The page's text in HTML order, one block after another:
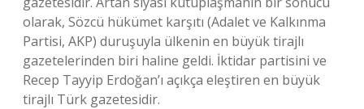
olarak, Sözcü hükümet karşıtı (Adalet ve Kalkınma
Partisi, AKP) duruşuyla ülkenin en büyük tirajlı
gazetelerinden biri haline geldi. İktidar partisini ve
Recep Tayyip Erdoğan’ı açıkça eleştiren en büyük
tirajlı Türk gazetesidir.